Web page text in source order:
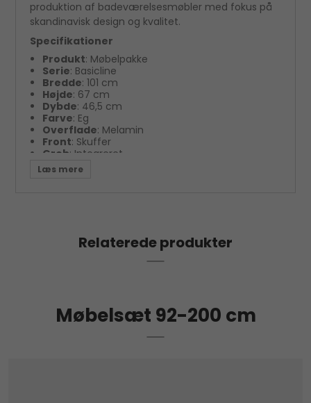
produktion af badeværelsesmøbler med fokus på
skandinavisk design og kvalitet.
Specifikationer
Produkt: Møbelpakke
Serie: Basicline
Bredde: 101 cm
Højde: 67 cm
Dybde: 46,5 cm
Farve: Eg
Overflade: Melamin
Front: Skuffer
Greb: Integreret
Soft close
Relaterede produkter
Møbelsæt 92-200 cm